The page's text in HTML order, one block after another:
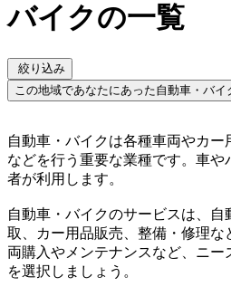
バイクの一覧
絞り込み
この地域であなたにあった自動車・バイ
自動車・バイクは各種車両やカー
などを行う重要な業種です。車
者が利用します。
自動車・バイクのサービスは、
取、カー用品販売、整備・修理
両購入やメンテナンスなど、ニー
を選択しましょう。